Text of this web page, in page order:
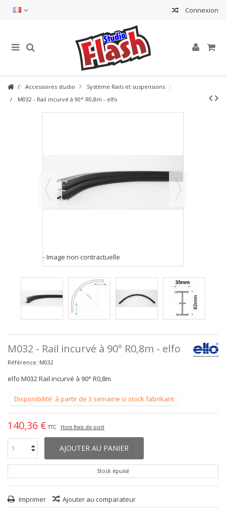
Connexion
Accessoires studio
Système Rails et suspensions
M032 - Rail incurvé à 90° R0,8m - elfo
- Image non contractuelle
M032 - Rail incurvé à 90° R0,8m - elfo
Référence: M032
elfo M032 Rail incurvé à 90° R0,8m
Disponibilité: à partir de 3 semaine si stock fabrikant
140,36 € TTC Hors frais de port
AJOUTER AU PANIER
Stock épuisé
Imprimer Ajouter au comparateur